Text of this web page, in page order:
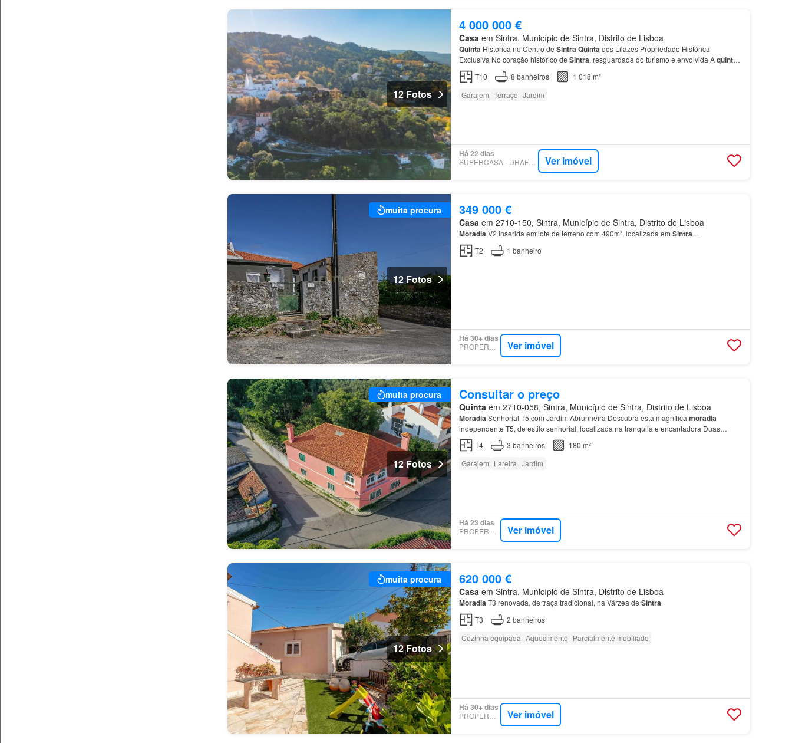
12 Fotos
4 000 000 €
Casa em Sintra, Município de Sintra, Distrito de Lisboa
Quinta Histórica no Centro de SintraQuintados Lilazes Propriedade Histórica
Exclusiva No coração histórico de Sintra, resguardada do turismo e envolvida Aquinta
é composta por: - Três residências independentes -
T10 8 banheiros
1 018 m²
Garajem Terraço Jardim
Há 22 dias
SUPERCASA - DRAFT IN HOMES Ver imóvel
muita procura
12 Fotos
349 000 €
Casaem 2710-150, Sintra, Município de Sintra, Distrito de Lisboa
MoradiaV2 inserida em lote de terreno com 490m², localizada em Sintra…
T2
1 banheiro
Há 30+ dias
Ver imóvel
muita procura
12 Fotos
Consultar o preço
Quintaem 2710-058, Sintra, Município de Sintra, Distrito de Lisboa
MoradiaSenhorial T5 com Jardim Abrunheira Descubra esta magnífica moradia
independente T5, de estilo senhorial, localizada na tranquila e encantadora Duas
casas de banho completas, que servem os restantes quartos…
T4 3 banheiros
180 m²
Garajem Lareira Jardim
Há 23 dias
Ver imóvel
muita procura
12 Fotos
620 000 €
Casaem Sintra, Município de Sintra, Distrito de Lisboa
MoradiaT3 renovada, de traça tradicional, na Várzea de Sintra
T3 2 banheiros
Cozinha equipada Aquecimento Parcialmente mobiliado
Há 30+ dias
Ver imóvel